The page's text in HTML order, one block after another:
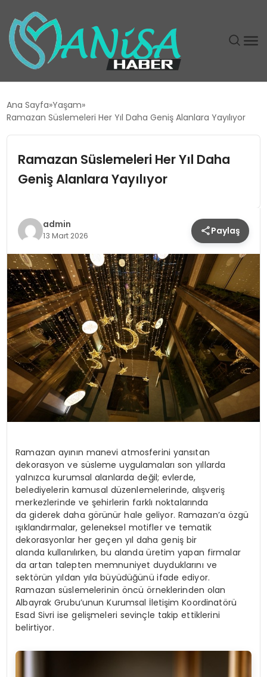
EKONOMI
GÜNDEM
MAGAZIN
SIYASET
SPOR
TEKNOLOJI
YAŞAM
Ana Sayfa Yaşam
Ramazan Süslemeleri Her Yıl Daha Geniş Alanlara Yayılıyor
Ramazan Süslemeleri Her Yıl Daha
Geniş Alanlara Yayılıyor
admin
13 Mart 2026 Paylaş
Ramazan ayının manevi atmosferini yansıtan
dekorasyon ve süsleme uygulamaları son yıllarda
yalnızca kurumsal alanlarda değil; evlerde,
belediyelerin kamusal düzenlemelerinde, alışveriş
merkezlerinde ve şehirlerin farklı noktalarında
da giderek daha görünür hale geliyor. Ramazan’a özgü
ışıklandırmalar, geleneksel motifler ve tematik
dekorasyonlar her geçen yıl daha geniş bir
alanda kullanılırken, bu alanda üretim yapan firmalar
da artan talepten memnuniyet duyduklarını ve
sektörün yıldan yıla büyüdüğünü ifade ediyor.
Ramazan süslemelerinin öncü örneklerinden olan
AlbayrakGrubu’unun Kurumsal İletişim Koordinatörü
Esad Sivri ise gelişmeleri sevinçle takip ettiklerini
belirtiyor.